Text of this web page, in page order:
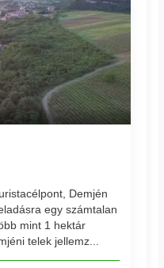
Demjén
egy számtalan
mint 1 hektár
telek jellemz...